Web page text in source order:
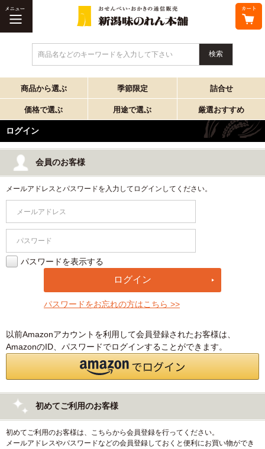
商品名などのキーワードを入力して下さい
商品から選ぶ 季節限定 詰合せ
価格で選ぶ 用途で選ぶ 厳選おすすめ
ログイン
会員のお客様
メールアドレスとパスワードを入力してログインしてください。
パスワードを表示する
パスワードをお忘れの方はこちら >>
以前Amazonアカウントを利用して会員登録されたお客様は、
AmazonのID、パスワードでログインすることができます。
初めてご利用のお客様
初めてご利用のお客様は、こちらから会員登録を行ってください。
メールアドレスやパスワードなどの会員登録しておくと便利にお買い物ができ